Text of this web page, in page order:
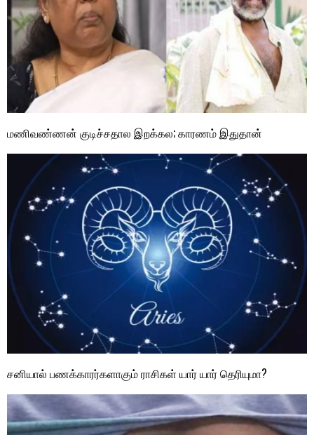
மணிவண்ணன் குடிச்சதால இறக்கல; காரணம் இதுதான்
சனியால் பணக்காரர்களாகும் ராசிகள் யார் யார் தெரியுமா?